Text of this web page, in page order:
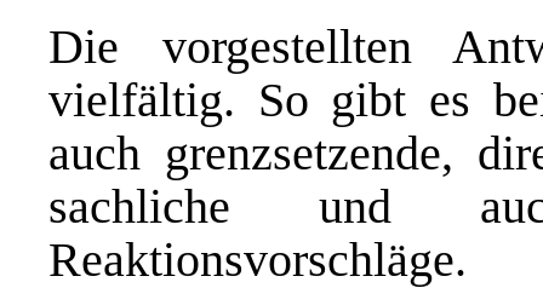
Die vorgestellten
vielfältig. So gibt es
auch grenzsetzende,
sachliche und
Reaktionsvorschläge.